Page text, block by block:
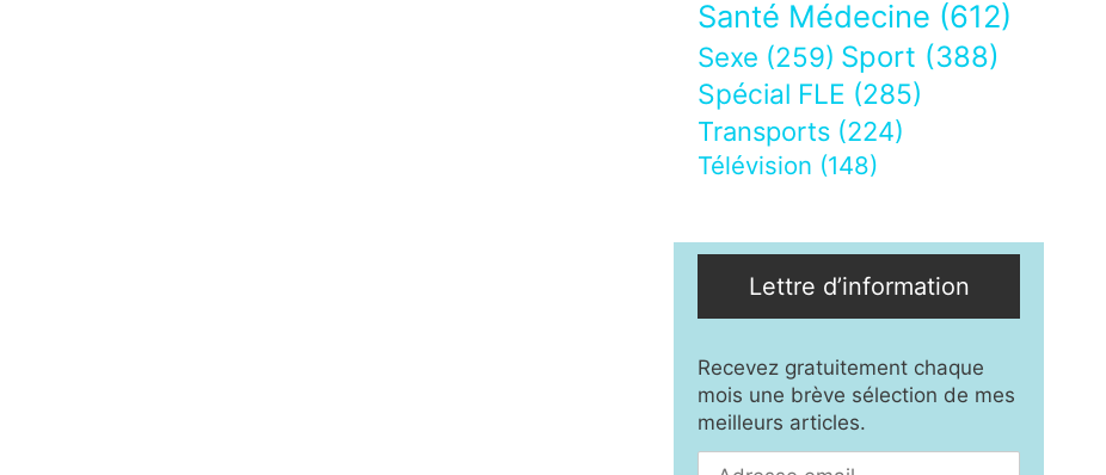
Santé Médecine (612)
Sexe (259) Sport (388)
Spécial FLE (285)
Transports (224)
Télévision (148)
Lettre d’information
Recevez gratuitement chaque
mois une brève sélection de mes
meilleurs articles.